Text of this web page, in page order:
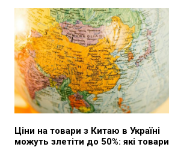
Ціни на товари з Китаю в Україні
можуть злетіти до 50%: які товари